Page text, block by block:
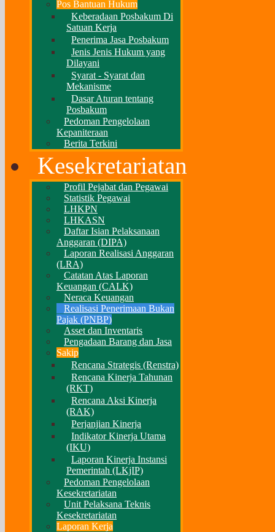
Pos Bantuan Hukum
Keberadaan Posbakum Di
Satuan Kerja
Penerima Jasa Posbakum
Jenis Jenis Hukum yang
Dilayani
Syarat - Syarat dan
Mekanisme
Dasar Aturan tentang
Posbakum
Pedoman Pengelolaan
Kepaniteraan
Berita Terkini
Kesekretariatan
Profil Pejabat dan Pegawai
Statistik Pegawai
LHKPN
LHKASN
Daftar Isian Pelaksanaan
Anggaran (DIPA)
Laporan Realisasi Anggaran
(LRA)
Catatan Atas Laporan
Keuangan (CALK)
Neraca Keuangan
Realisasi Penerimaan Bukan
Pajak (PNBP)
Asset dan Inventaris
Pengadaan Barang dan Jasa
Sakip
Rencana Strategis (Renstra)
Rencana Kinerja Tahunan
(RKT)
Rencana Aksi Kinerja
(RAK)
Perjanjian Kinerja
Indikator Kinerja Utama
(IKU)
Laporan Kinerja Instansi
Pemerintah (LKjIP)
Pedoman Pengelolaan
Kesekretariatan
Unit Pelaksana Teknis
Kesekretariatan
Laporan Kerja